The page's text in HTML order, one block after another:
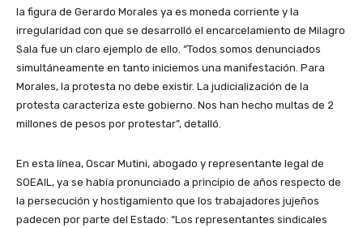
la figura de Gerardo Morales ya es moneda corriente y la
irregularidad con que se desarrolló el encarcelamiento de Milagro
Sala fue un claro ejemplo de ello. “Todos somos denunciados
simultáneamente en tanto iniciemos una manifestación. Para
Morales, la protesta no debe existir. La judicialización de la
protesta caracteriza este gobierno. Nos han hecho multas de 2
millones de pesos por protestar”, detalló.
En esta línea, Oscar Mutini, abogado y representante legal de
SOEAIL, ya se había pronunciado a principio de años respecto de
la persecución y hostigamiento que los trabajadores jujeños
padecen por parte del Estado: “Los representantes sindicales